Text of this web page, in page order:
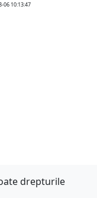
06 10:13:47
drepturile